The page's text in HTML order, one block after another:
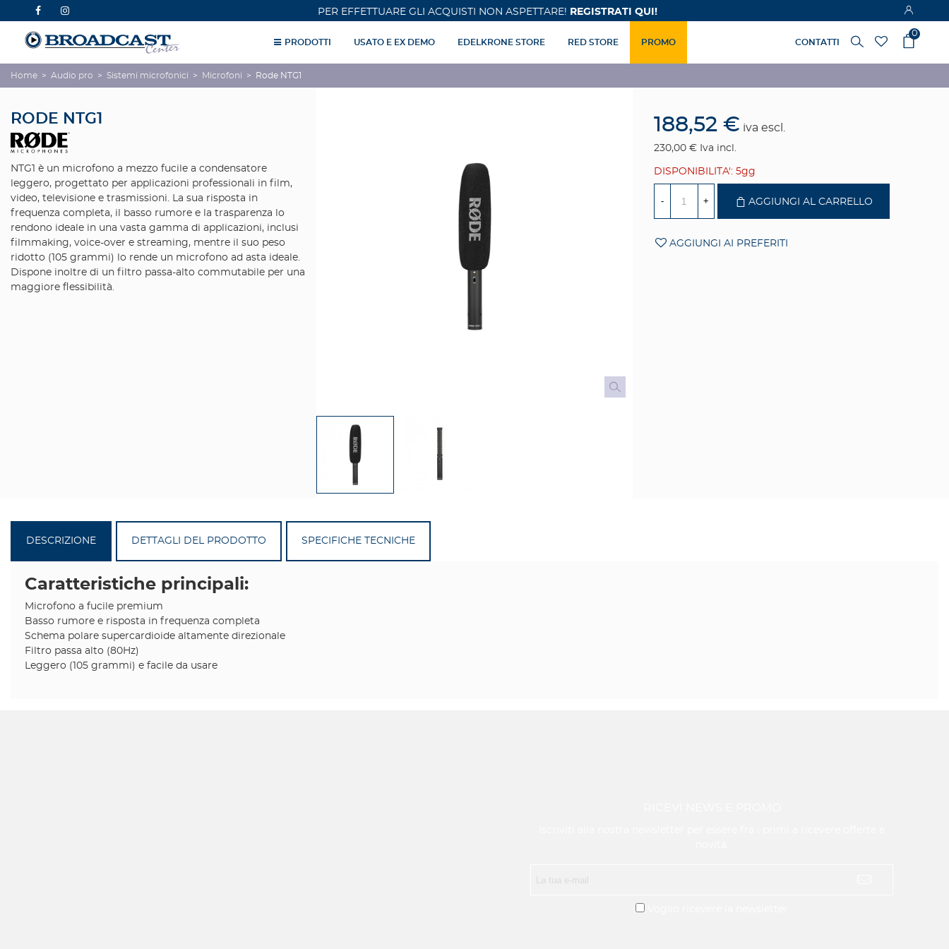
PER EFFETTUARE GLI ACQUISTI NON ASPETTARE! REGISTRATI QUI!
PRODOTTI USATO E EX DEMO EDELKRONE STORE RED STORE PROMO CONTATTI
0
Home > Audio pro > Sistemi microfonici > Microfoni > Rode NTG1
RODE NTG1
NTG1 è un microfono a mezzo fucile a condensatore
leggero, progettato per applicazioni professionali in film,
video, televisione e trasmissioni. La sua risposta in
frequenza completa, il basso rumore e la trasparenza lo
rendono ideale in una vasta gamma di applicazioni, inclusi
filmmaking, voice-over e streaming, mentre il suo peso
ridotto (105 grammi) lo rende un microfono ad asta ideale.
Dispone inoltre di un filtro passa-alto commutabile per una
maggiore flessibilità.
188,52 € iva escl.
230,00 € Iva incl.
DISPONIBILITA': 5gg
- + AGGIUNGI AL CARRELLO
AGGIUNGI AI PREFERITI
DESCRIZIONE DETTAGLI DEL PRODOTTO SPECIFICHE TECNICHE
Caratteristiche principali:
Microfono a fucile premium
Basso rumore e risposta in frequenza completa
Schema polare supercardioide altamente direzionale
Filtro passa alto (80Hz)
Leggero (105 grammi) e facile da usare